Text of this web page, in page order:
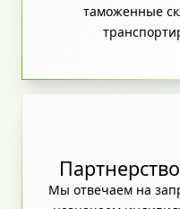
таможенные
Мы отвечаем на